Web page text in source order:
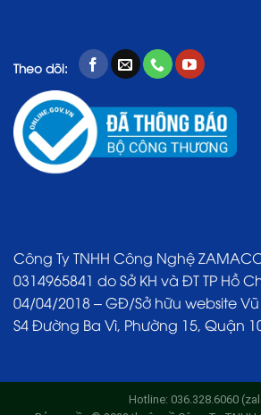
Theo dõi:
Công Ty TNHH Công Nghệ
0314965841 do Sở KH và ĐT TP Hồ
04/04/2018 – GĐ/Sở hữu website
S4 Đường Ba Vì, Phường 15, Quận
Hotline: 036.328.6060